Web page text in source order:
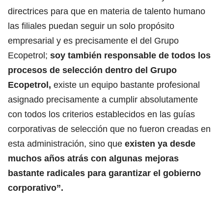
directrices para que en materia de talento humano
las filiales puedan seguir un solo propósito
empresarial y es precisamente el del Grupo
Ecopetrol; soy también responsable de todos los
procesos de selección dentro del Grupo
Ecopetrol, existe un equipo bastante profesional
asignado precisamente a cumplir absolutamente
con todos los criterios establecidos en las guías
corporativas de selección que no fueron creadas en
esta administración, sino que existen ya desde
muchos años atrás con algunas mejoras
bastante radicales para garantizar el gobierno
corporativo”.